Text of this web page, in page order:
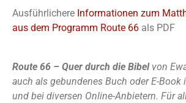
Ausführlichere Informationen zum
aus dem Programm Route 66 als PDF
Route 66 – Quer durch die Bibel von
auch als gebundenes Buch oder E-Book
und bei diversen Online-Anbietern. Für